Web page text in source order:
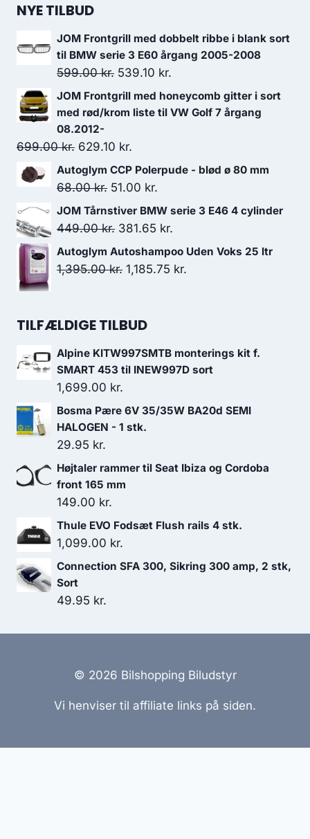
NYE TILBUD
JOM Frontgrill med dobbelt ribbe i blank sort
til BMW serie 3 E60 årgang 2005-2008
599.00kr. Den
oprindelige
pris
599.00 kr..
539.10 kr.
aktuelle
pris
JOM Frontgrill med honeycomb gitter i sort
med rød/krom liste til VW Golf 7 årgang
08.2012-
699.00kr. Den
oprindelige
pris
699.00 kr..
629.10 kr.
aktuelle
pris
629.10 kr..
Autoglym CCP Polerpude - blød ø 80 mm
68.00kr. Den
oprindelige
pris
68.00 kr..
51.00 kr.
aktuelle
pris
51.00 kr..
JOM Tårnstiver BMW serie 3 E46 4 cylinder
449.00kr. Den
oprindelige
pris
381.65 kr.
aktuelle
pris
Autoglym Autoshampoo Uden Voks 25 ltr
1,395.00kr. Den
var:
1,185.75 kr.
TILFÆLDIGE TILBUD
Alpine KITW997SMTB monterings kit f.
SMART 453 til INEW997D sort
1,699.00 kr.
Bosma Pære 6V 35/35W BA20d SEMI
HALOGEN - 1 stk.
29.95 kr.
Højtaler rammer til Seat Ibiza og Cordoba
front 165 mm
149.00 kr.
Thule EVO Fodsæt Flush rails 4 stk.
1,099.00 kr.
Connection SFA 300, Sikring 300 amp, 2 stk,
Sort
49.95 kr.
© 2026 Bilshopping Biludstyr
Vi henviser til affiliate links på siden.